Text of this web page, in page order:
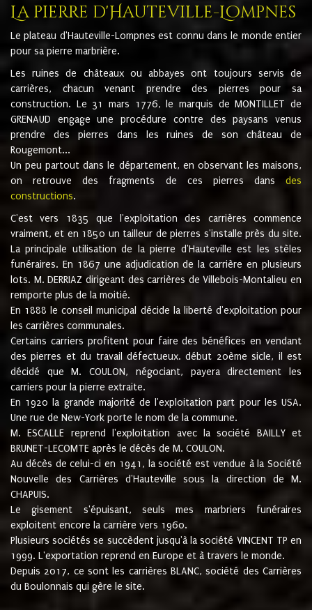
La pierre d'Hauteville-Lompnes
Le plateau d'Hauteville-Lompnes est connu dans le monde entier
pour sa pierre marbrière.
Les ruines de châteaux ou abbayes ont toujours servis de
carrières, chacun venant prendre des pierres pour sa
construction. Le 31 mars 1776, le marquis de MONTILLET de
GRENAUD engage une procédure contre des paysans venus
prendre des pierres dans les ruines de son château de
Rougemont...
Un peu partout dans le département, en observant les maisons,
on retrouve des fragments de ces pierres dans des
constructions.
C'est vers 1835 que l'exploitation des carrières commence
vraiment, et en 1850 un tailleur de pierres s'installe près du site.
La principale utilisation de la pierre d'Hauteville est les stèles
funéraires. En 1867 une adjudication de la carrière en plusieurs
lots. M. DERRIAZ dirigeant des carrières de Villebois-Montalieu en
remporte plus de la moitié.
En 1888 le conseil municipal décide la liberté d'exploitation pour
les carrières communales.
Certains carriers profitent pour faire des bénéfices en vendant
des pierres et du travail défectueux. début 20ème sicle, il est
décidé que M. COULON, négociant, payera directement les
carriers pour la pierre extraite.
En 1920 la grande majorité de l'exploitation part pour les USA.
Une rue de New-York porte le nom de la commune.
M. ESCALLE reprend l'exploitation avec la société BAILLY et
BRUNET-LECOMTE après le décès de M. COULON.
Au décès de celui-ci en 1941, la société est vendue à la Société
Nouvelle des Carrières d'Hauteville sous la direction de M.
CHAPUIS.
Le gisement s'épuisant, seuls mes marbriers funéraires
exploitent encore la carrière vers 1960.
Plusieurs sociétés se succèdent jusqu'à la société VINCENT TP en
1999. L'exportation reprend en Europe et à travers le monde.
Depuis 2017, ce sont les carrières BLANC, société des Carrières
du Boulonnais qui gère le site.